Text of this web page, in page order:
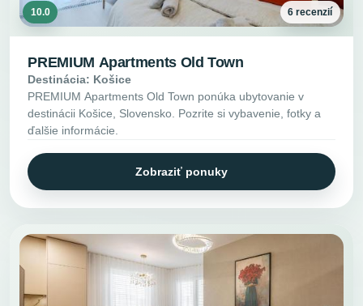
10.0 6 recenzií
PREMIUM Apartments Old Town
Destinácia: Košice
PREMIUM Apartments Old Town ponúka ubytovanie v
destinácii Košice, Slovensko. Pozrite si vybavenie, fotky a
ďalšie informácie.
Zobraziť ponuky